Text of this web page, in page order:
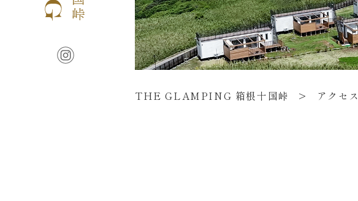
THE GLAMPING 箱根十国峠 > アクセス